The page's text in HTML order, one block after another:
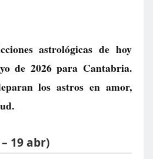
astrológicas de hoy
de 2026 para Cantabria.
los astros en amor,
19 abr)